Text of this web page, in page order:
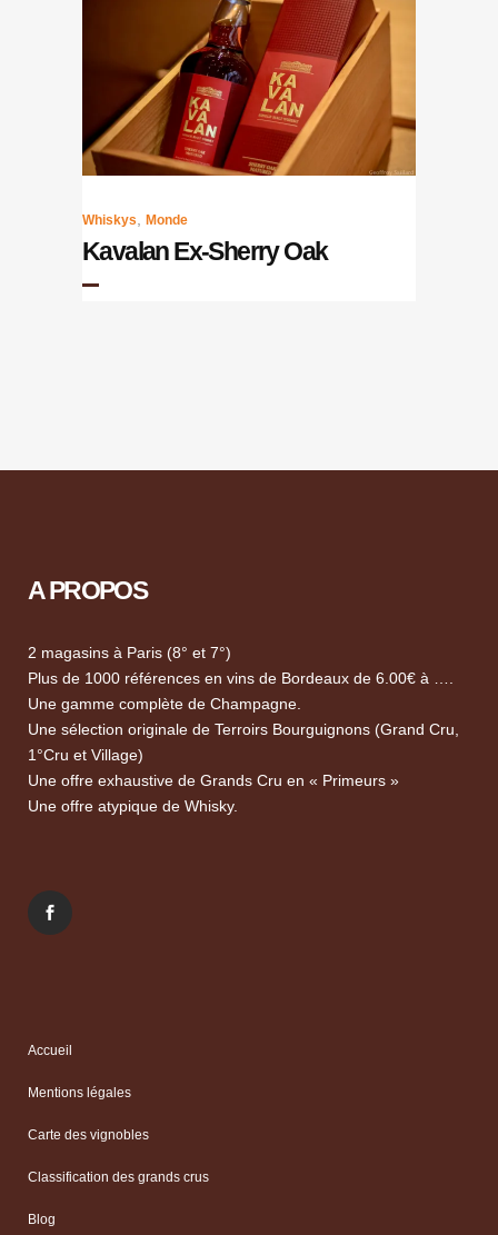
Whiskys, Monde
Kavalan Ex-Sherry Oak
A PROPOS
2 magasins à Paris (8° et 7°)
Plus de 1000 références en vins de Bordeaux de 6.00€ à ….
Une gamme complète de Champagne.
Une sélection originale de Terroirs Bourguignons (Grand Cru,
1°Cru et Village)
Une offre exhaustive de Grands Cru en « Primeurs »
Une offre atypique de Whisky.
Accueil
Mentions légales
Carte des vignobles
Classification des grands crus
Blog